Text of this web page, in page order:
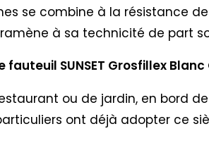
se combine à la résistance
à sa technicité de part
SUNSET Grosfillex
ou de jardin, en bord
ont déjà adopter ce